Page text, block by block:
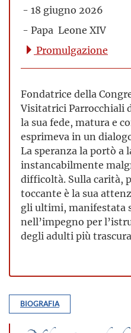
- 18 giugno 2026
- Papa Leone XIV
Promulgazione
Fondatrice della
Visitatrici Parrocchiali
la sua fede, matura e
esprimeva in un
La speranza la portò a
instancabilmente
difficoltà. Sulla carità,
toccante è la sua
gli ultimi, manifestata
nell’impegno per
degli adulti più
BIOGRAFIA